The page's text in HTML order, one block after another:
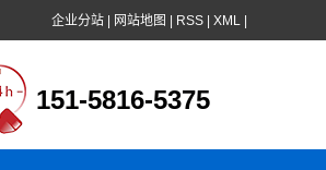
企业分站 网站地图 RSS XML
151-5816-5375